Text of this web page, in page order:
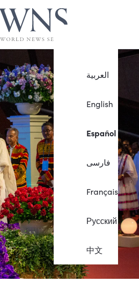
العربية
English
Español
فارسی
Français
Русский
中文